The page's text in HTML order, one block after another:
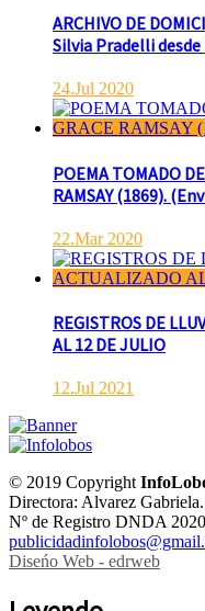
ARCHIVO DE
Silvia Pradelli
24.Jul 2020
POEMA TOMADO
RAMSAY (1869).
22.Mar 2020
REGISTROS DE
AL 12 DE JULIO
12.Jul 2021
© 2019 Copyright
Directora: Alvarez
Nº de Registro DNDA
Diseńo Web - edrweb